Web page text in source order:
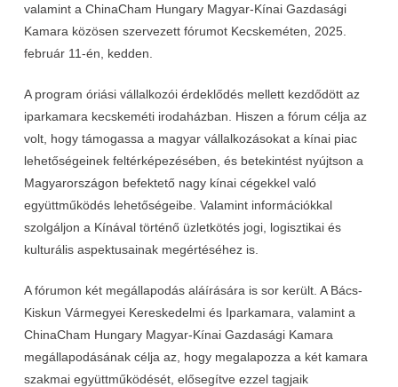
valamint a ChinaCham Hungary Magyar-Kínai Gazdasági
Kamara közösen szervezett fórumot Kecskeméten, 2025.
február 11-én, kedden.
A program óriási vállalkozói érdeklődés mellett kezdődött az
iparkamara kecskeméti irodaházban. Hiszen a fórum célja az
volt, hogy támogassa a magyar vállalkozásokat a kínai piac
lehetőségeinek feltérképezésében, és betekintést nyújtson a
Magyarországon befektető nagy kínai cégekkel való
együttműködés lehetőségeibe. Valamint információkkal
szolgáljon a Kínával történő üzletkötés jogi, logisztikai és
kulturális aspektusainak megértéséhez is.
A fórumon két megállapodás aláírására is sor került. A Bács-
Kiskun Vármegyei Kereskedelmi és Iparkamara, valamint a
ChinaCham Hungary Magyar-Kínai Gazdasági Kamara
megállapodásának célja az, hogy megalapozza a két kamara
szakmai együttműködését, elősegítve ezzel tagjaik